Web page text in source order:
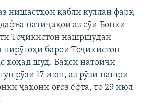
нишастҳои қаблӣ куллан фарқ
натиҷаҳои аз сӯи Бонки
Тоҷикистон нашршудаи
барои Тоҷикистон
хоҳад шуд. Баҳси натоиҷи
рӯзи 17 июн, аз рӯзи нашри
ҷаҳонӣ оғоз ёфта, то 29 июл